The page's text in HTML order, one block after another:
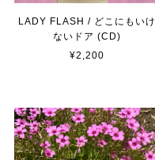
LADY FLASH / どこにもいけ
ないドア (CD)
¥2,200